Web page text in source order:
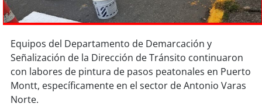
soychile
soy arica
soyiquique
soy calama
Equipos del Departamento de Demarcación y
Señalización de la Dirección de Tránsito continuaron
con labores de pintura de pasos peatonales en Puerto
Montt, específicamente en el sector de Antonio Varas
Norte.